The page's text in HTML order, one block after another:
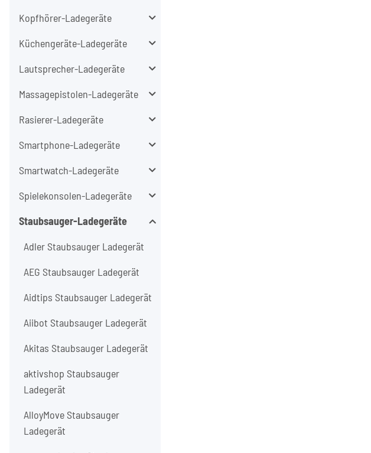
Kopfhörer-Ladegeräte
Küchengeräte-Ladegeräte
Lautsprecher-Ladegeräte
Massagepistolen-Ladegeräte
Rasierer-Ladegeräte
Smartphone-Ladegeräte
Smartwatch-Ladegeräte
Spielekonsolen-Ladegeräte
Staubsauger-Ladegeräte
Adler Staubsauger Ladegerät
AEG Staubsauger Ladegerät
Aidtips Staubsauger Ladegerät
Aiibot Staubsauger Ladegerät
Akitas Staubsauger Ladegerät
aktivshop Staubsauger
Ladegerät
AlloyMove Staubsauger
Ladegerät